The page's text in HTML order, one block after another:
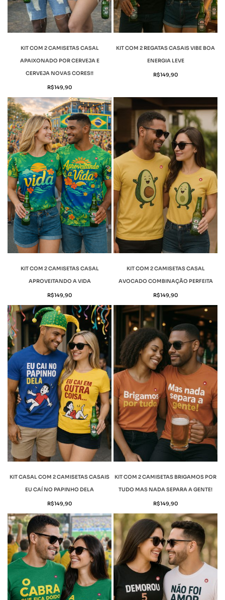
KIT COM 2 CAMISETAS CASAL
APAIXONADO POR CERVEJA E
CERVEJA NOVAS CORES!!
R$149,90
KIT COM 2 REGATAS CASAIS VIBE BOA
ENERGIA LEVE
R$149,90
KIT COM 2 CAMISETAS CASAL
APROVEITANDO A VIDA
R$149,90
KIT COM 2 CAMISETAS CASAL
AVOCADO COMBINAÇÃO PERFEITA
R$149,90
KIT CASAL COM 2 CAMISETAS CASAIS
EU CAÍ NO PAPINHO DELA
R$149,90
KIT COM 2 CAMISETAS BRIGAMOS POR
TUDO MAS NADA SEPARA A GENTE!
R$149,90